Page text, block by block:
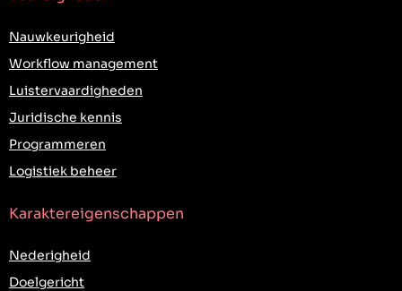
Nauwkeurigheid
Workflow management
Luistervaardigheden
Juridische kennis
Programmeren
Logistiek beheer
Karaktereigenschappen
Nederigheid
Doelgericht